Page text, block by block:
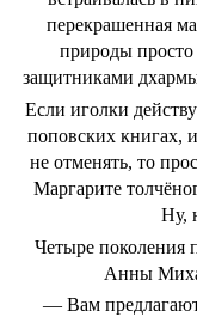
перекрашенная
природы
защитниками
Если иголки
поповских книгах,
не отменять, то
Маргарите
Ну,
Четыре поколения
Анны
— Вам предлагают